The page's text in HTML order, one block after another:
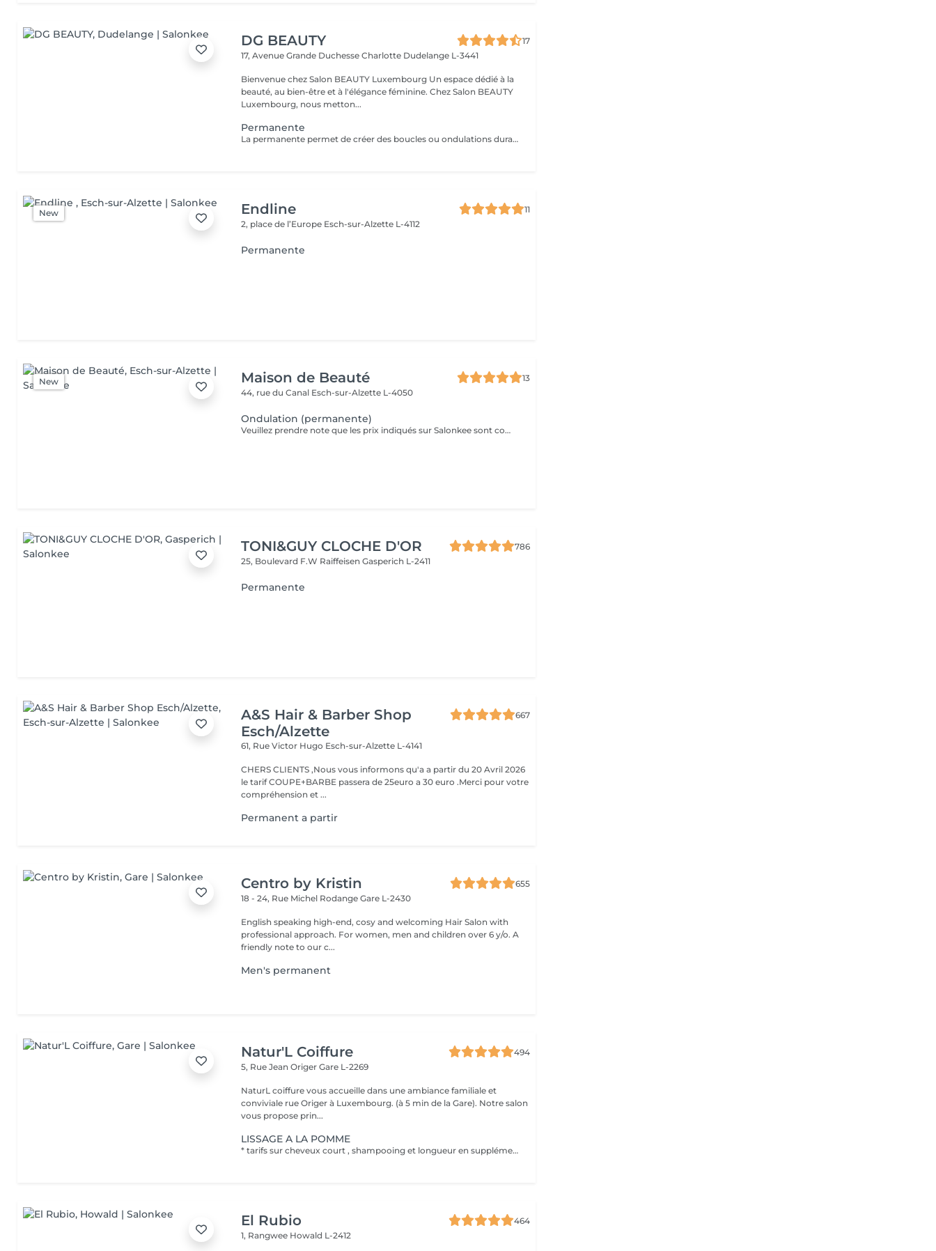
DG BEAUTY
17
17, Avenue Grande Duchesse Charlotte Dudelange L-3441
Bienvenue chez Salon BEAUTY Luxembourg Un espace dédié à la
beauté, au bien-être et à l'élégance féminine. Chez Salon BEAUTY
Luxembourg, nous metton...
Permanente
La permanente permet de créer des boucles ou ondulations durables tout en apportant du volume et du mouvement aux cheveux. Après un diagnostic personnalisé, la technique est adaptée à votre type de cheveux et au résultat souhaité. Le résultat dure généralement 2 à 3 mois selon la nature du cheveu et l'entretien. Disponible pour cheveux courts, mi-longs et longs. Supplément possible pour cheveux très longs ou très épais. Veuillez prendre note que les prix indiqués sur Salonkee sont communiqués à titre informatif et s'entendent de base. Ces derniers sont susceptibles de varier selon le diagnostic réalisé à votre arrivée au salon et l'expertise du professionnel à qui vous confiez votre beauté. Dans tous les cas, un devis précis vous sera proposé et toutes réalisations de prestations seront effectuées avec votre accord. Un grand merci d'avance pour votre compréhension. Au plaisir de vous recevoir très vite.
New Endline
11
2, place de l’Europe Esch-sur-Alzette L-4112
Permanente
New Maison de Beauté
13
44, rue du Canal Esch-sur-Alzette L-4050
Ondulation (permanente)
Veuillez prendre note que les prix indiqués sur Salonkee sont communiqués à titre informatif et s'entendent de base. Ces derniers sont susceptibles de varier selon le diagnostic réalisé à votre arrivée au salon et l'expertise du professionnel à qui vous confiez votre beauté. Dans tous les cas, un devis précis vous sera proposé et toutes réalisations de prestations seront effectuées avec votre accord. Un grand merci d'avance pour votre compréhension. Au plaisir de vous recevoir très vite.
TONI&GUY CLOCHE D'OR
786
25, Boulevard F.W RaiffeisenGasperich L-2411
Permanente
A&S Hair & Barber Shop
Esch/Alzette
667
61, Rue Victor Hugo Esch-sur-Alzette L-4141
CHERS CLIENTS ,Nous vous informons qu'a a partir du 20 Avril 2026
le tarif COUPE+BARBE passera de 25euro a 30 euro .Merci pour votre
compréhension et ...
Permanent a partir
Centro by Kristin
655
18 - 24, Rue Michel RodangeGare L-2430
English speaking high-end, cosy and welcoming Hair Salon with
professional approach. For women, men and children over 6 y/o. A
friendly note to our c...
Men's permanent
Natur'L Coiffure
494
5, Rue Jean OrigerGare L-2269
NaturL coiffure vous accueille dans une ambiance familiale et
conviviale rue Origer à Luxembourg. (à 5 min de la Gare). Notre salon
vous propose prin...
LISSAGE A LA POMME
* tarifs sur cheveux court , shampooing et longueur en supplément
El Rubio
464
1, Rangwee Howald L-2412